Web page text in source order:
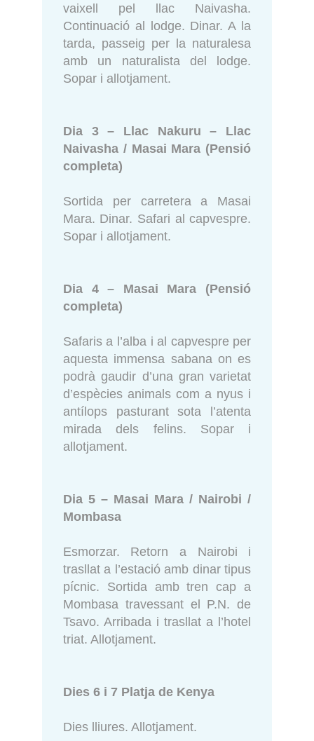
vaixell pel llac Naivasha.
Continuació al lodge. Dinar. A la
tarda, passeig per la naturalesa
amb un naturalista del lodge.
Sopar i allotjament.
Dia 3 – Llac Nakuru – Llac
Naivasha / Masai Mara (Pensió
completa)
Sortida per carretera a Masai
Mara. Dinar. Safari al capvespre.
Sopar i allotjament.
Dia 4 – Masai Mara (Pensió
completa)
Safaris a l’alba i al capvespre per
aquesta immensa sabana on es
podrà gaudir d’una gran varietat
d’espècies animals com a nyus i
antílops pasturant sota l’atenta
mirada dels felins. Sopar i
allotjament.
Dia 5 – Masai Mara / Nairobi /
Mombasa
Esmorzar. Retorn a Nairobi i
trasllat a l’estació amb dinar tipus
pícnic. Sortida amb tren cap a
Mombasa travessant el P.N. de
Tsavo. Arribada i trasllat a l’hotel
triat. Allotjament.
Dies 6 i 7 Platja de Kenya
Dies lliures. Allotjament.